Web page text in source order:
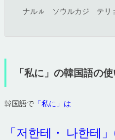
ナルㇽ ソウルカジ テリ
「私に」の韓国語の
韓国語で「私に」は
「저한테・ 나한테